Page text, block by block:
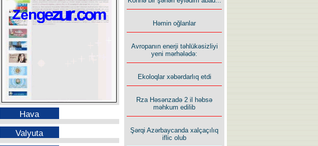
Hava
Valyuta
Həmin oğlanlar
Avropanın enerji təhlükəsizliyi
yeni mərhələdə:
Ekoloqlar xəbərdarlıq etdi
Rza Həsənzadə 2 il həbsə
məhkum edilib
Şərqi Azərbaycanda xalçaçılıq
iflic olub